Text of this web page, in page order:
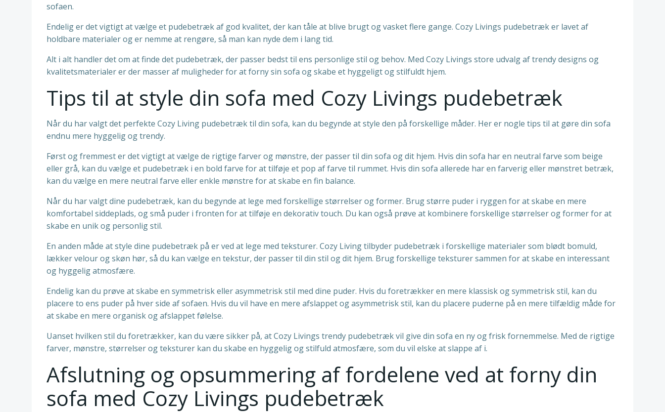
sofaen.
Endelig er det vigtigt at vælge et pudebetræk af god kvalitet, der kan tåle at blive brugt og vasket flere gange. Cozy Livings pudebetræk er lavet af
holdbare materialer og er nemme at rengøre, så man kan nyde dem i lang tid.
Alt i alt handler det om at finde det pudebetræk, der passer bedst til ens personlige stil og behov. Med Cozy Livings store udvalg af trendy designs og
kvalitetsmaterialer er der masser af muligheder for at forny sin sofa og skabe et hyggeligt og stilfuldt hjem.
Tips til at style din sofa med Cozy Livings pudebetræk
Når du har valgt det perfekte Cozy Living pudebetræk til din sofa, kan du begynde at style den på forskellige måder. Her er nogle tips til at gøre din sofa
endnu mere hyggelig og trendy.
Først og fremmest er det vigtigt at vælge de rigtige farver og mønstre, der passer til din sofa og dit hjem. Hvis din sofa har en neutral farve som beige
eller grå, kan du vælge et pudebetræk i en bold farve for at tilføje et pop af farve til rummet. Hvis din sofa allerede har en farverig eller mønstret betræk,
kan du vælge en mere neutral farve eller enkle mønstre for at skabe en fin balance.
Når du har valgt dine pudebetræk, kan du begynde at lege med forskellige størrelser og former. Brug større puder i ryggen for at skabe en mere
komfortabel siddeplads, og små puder i fronten for at tilføje en dekorativ touch. Du kan også prøve at kombinere forskellige størrelser og former for at
skabe en unik og personlig stil.
En anden måde at style dine pudebetræk på er ved at lege med teksturer. Cozy Living tilbyder pudebetræk i forskellige materialer som blødt bomuld,
lækker velour og skøn hør, så du kan vælge en tekstur, der passer til din stil og dit hjem. Brug forskellige teksturer sammen for at skabe en interessant
og hyggelig atmosfære.
Endelig kan du prøve at skabe en symmetrisk eller asymmetrisk stil med dine puder. Hvis du foretrækker en mere klassisk og symmetrisk stil, kan du
placere to ens puder på hver side af sofaen. Hvis du vil have en mere afslappet og asymmetrisk stil, kan du placere puderne på en mere tilfældig måde for
at skabe en mere organisk og afslappet følelse.
Uanset hvilken stil du foretrækker, kan du være sikker på, at Cozy Livings trendy pudebetræk vil give din sofa en ny og frisk fornemmelse. Med de rigtige
farver, mønstre, størrelser og teksturer kan du skabe en hyggelig og stilfuld atmosfære, som du vil elske at slappe af i.
Afslutning og opsummering af fordelene ved at forny din
sofa med Cozy Livings pudebetræk